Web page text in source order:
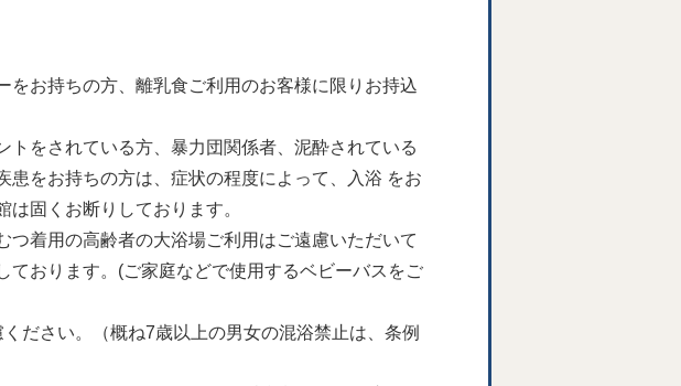
お持ちの方、離乳食ご利用のお客様に限りお持込
をされている方、暴力団関係者、泥酔されている
をお持ちの方は、症状の程度によって、入浴 をお
固くお断りしております。
着用の高齢者の大浴場ご利用はご遠慮いただいて
おります。(ご家庭などで使用するベビーバスをご
ださい。（概ね7歳以上の男女の混浴禁止は、条例